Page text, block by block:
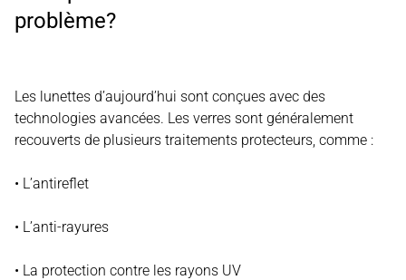
problème?
Les lunettes d’aujourd’hui sont conçues avec des
technologies avancées. Les verres sont généralement
recouverts de plusieurs traitements protecteurs, comme :
• L’antireflet
• L’anti-rayures
• La protection contre les rayons UV